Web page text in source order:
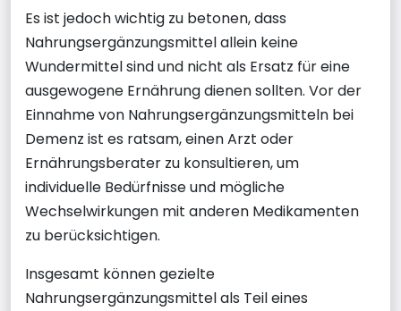
Es ist jedoch wichtig zu betonen, dass
Nahrungsergänzungsmittel allein keine
Wundermittel sind und nicht als Ersatz für eine
ausgewogene Ernährung dienen sollten. Vor der
Einnahme von Nahrungsergänzungsmitteln bei
Demenz ist es ratsam, einen Arzt oder
Ernährungsberater zu konsultieren, um
individuelle Bedürfnisse und mögliche
Wechselwirkungen mit anderen Medikamenten
zu berücksichtigen.
Insgesamt können gezielte
Nahrungsergänzungsmittel als Teil eines